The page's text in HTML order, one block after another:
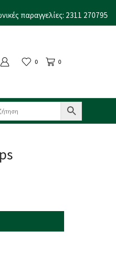
παραγγελίες: 2311 270795
0 0